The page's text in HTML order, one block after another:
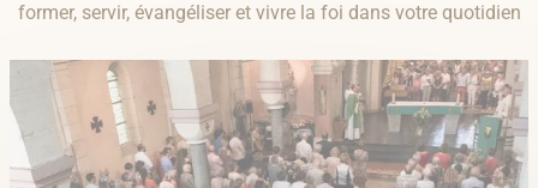
former, servir, évangéliser et vivre la foi dans votre quotidien